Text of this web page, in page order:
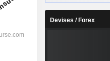
Devises / Forex